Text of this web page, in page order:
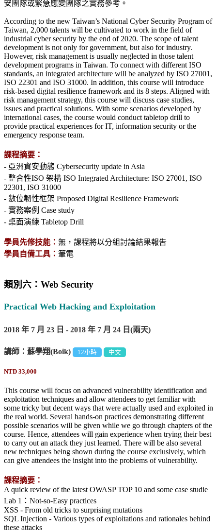
安團隊或緊急應變團隊之實務參考。
According to the new Taiwan’s National Cyber Security Program of
Taiwan, 2,000 talents will be cultivated to work in the field of
industrial cyber security by the end of 2020. The scope of talent
development is not only for government, but also for industry.
However, risk management is usually neglected in those talent
development programs in Taiwan. To connect with different ISO
standards, an integrated architecture will be analyzed by ISO 27001,
ISO 22301 and ISO 31000. In addition, this course will introduce
risk-based digital resilience framework and its 8 steps. Aligned with
risk management strategy, this course will discuss case studies,
issues and practical solutions. With some scenarios developed by
international cases, the course would conduct tabletop drill to
provide practical experiences for IT, information security or the
emergency response team.
課程摘要：
- 亞洲資安動態 Cybersecurity update in Asia
- 整合性ISO 架構 ISO Integrated Architecture: ISO 27001, ISO
22301, ISO 31000
- 數位韌性框架 Proposed Digital Resilience Framework
- 實務案例 Case study
- 桌面演練 Tabletop Drill
學員先修技能： 無，課程將以分組討論結果報吿
學員自備工具： 筆電
類別六：Web Security
Practical Web Hacking and Exploitation
2018 年 7 月 23 日 - 2018 年 7 月 24 日(兩天)
講師：蘇學翔(Boik) 12小時 中文
NTD 33,000
This course will focus on advanced vulnerability identification and
exploitation techniques and allow attendees to get familiar with
some tricky but decent ways that were actually used and exploited in
the real world. Several hands-on practices demonstrating different
possible scenarios will be given while we go through chapters of the
course. Hence, attendees will gain experience when trying their best
to carry out an attack they just learned. There will be also several
new techniques being shown during the course exclusively, which
can give attendees the insight into the problems of vulnerability.
課程摘要：
A quick review of the latest OWASP TOP 10 and some case studie
Lab 1：Not-so-Easy practices
XSS - From old tricks to surprising mutations
SQL Injection - Various types of exploitations and rationales behind
these attacks